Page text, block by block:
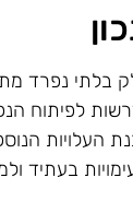
בלתי נפרד
לפיתוח
העלויות
בעתיד